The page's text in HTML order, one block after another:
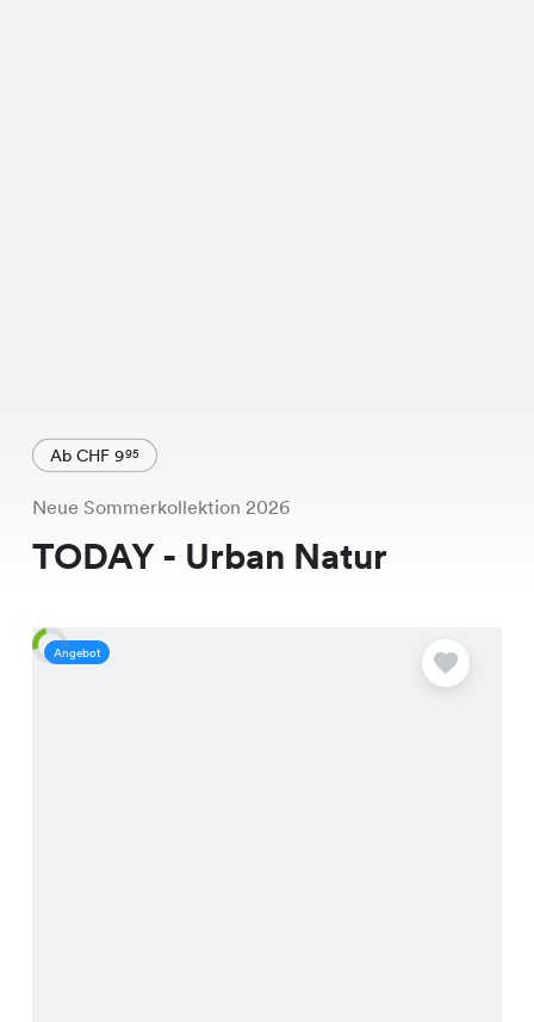
Ab CHF 995
Neue Sommerkollektion 2026
TODAY - Urban Natur
Angebot